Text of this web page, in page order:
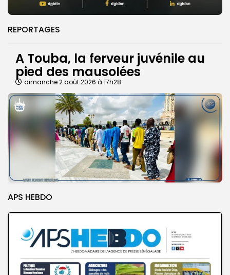
REPORTAGES
A Touba, la ferveur juvénile au
pied des mausolées
dimanche 2 août 2026 à 17h28
APS HEBDO